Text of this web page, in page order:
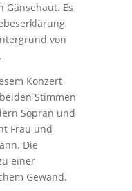
Gänsehaut. Es
von
Konzert
Stimmen
Sopran und
Frau und
Die
einer
Gewand.